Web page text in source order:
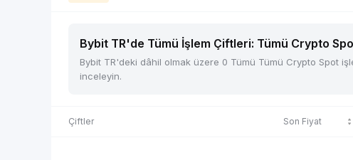
Bybit TR'de Tümü İşlem Çiftleri: Tümü Crypto
Bybit TR'deki dâhil olmak üzere 0 Tümü Tümü Crypto Spot
inceleyin.
Çiftler Son Fiyat